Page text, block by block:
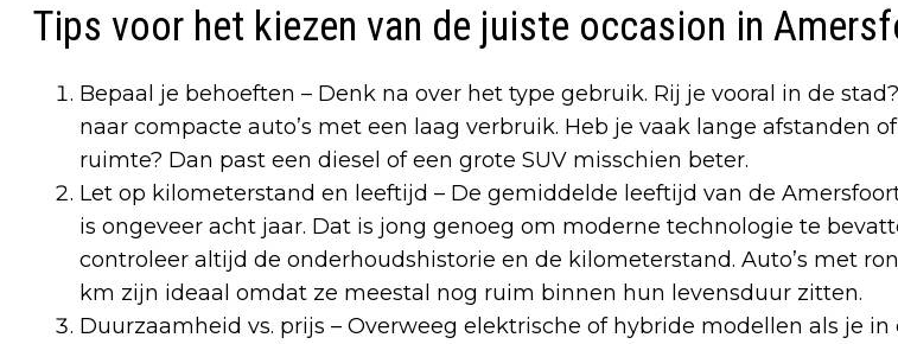
Tips voor het kiezen van de juiste occasion in
Bepaal je behoeften – Denk na over het type gebruik. Rij je vooral in de
naar compacte auto’s met een laag verbruik. Heb je vaak lange afstanden
ruimte? Dan past een diesel of een grote SUV misschien beter.
Let op kilometerstand en leeftijd – De gemiddelde leeftijd van de
is ongeveer acht jaar. Dat is jong genoeg om moderne technologie te
controleer altijd de onderhoudshistorie en de kilometerstand. Auto’s met
km zijn ideaal omdat ze meestal nog ruim binnen hun levensduur zitten.
Duurzaamheid vs. prijs – Overweeg elektrische of hybride modellen als je in